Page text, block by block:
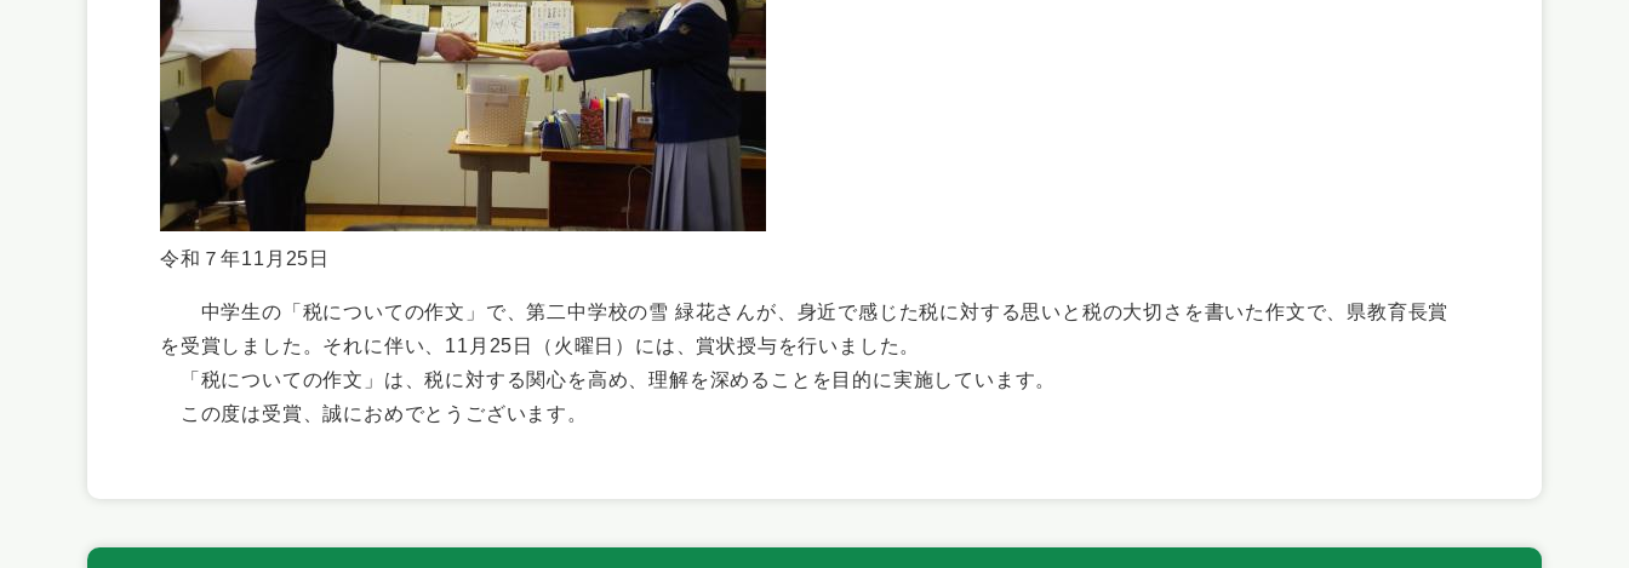
令和７年11月25日
中学生の「税についての作文」で、第二中学校の雪 緑花さんが、 身近で感じた税に対する思いと税の大切さを書いた作文で、​​ 県教育長賞
を受賞しました。それに伴い、11月25日（火曜日）には、賞状授与を行いました。
「税についての作文」は、​税に対する関心を高め、理解を深めることを目的に実施しています。
この度は受賞、誠におめでとうございます。